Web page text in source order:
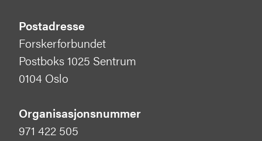
Postadresse
Forskerforbundet
Postboks 1025 Sentrum
0104 Oslo
Organisasjonsnummer
971 422 505